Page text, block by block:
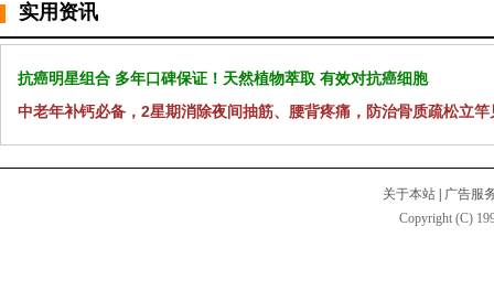
实用资讯
抗癌明星组合 多年口碑保证！天然植物萃取 有效对抗癌细胞
中老年补钙必备，2星期消除夜间抽筋、腰背疼痛，防治骨质疏松立竿
关于本站
广告服
Copyright (C)